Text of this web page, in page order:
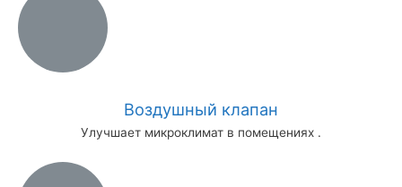
Воздушный клапан
Улучшает микроклимат в помещениях .